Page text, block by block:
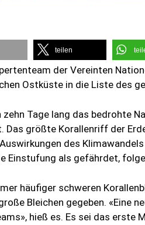
teilen
der Vereinten
Ostküste in die Liste des
Tage lang das bedrohte
Das größte Korallenriff der
des
Einstufung als gefährdet,
häufiger schweren
Bleichen gegeben. «Eine
hieß es. Es sei das erste